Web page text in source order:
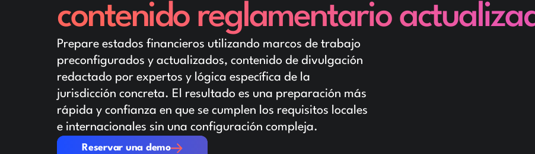
contenido reglamentario
Prepare estados financieros utilizando marcos de trabajo
preconfigurados y actualizados, contenido de divulgación
redactado por expertos y lógica específica de la
jurisdicción concreta. El resultado es una preparación más
rápida y confianza en que se cumplen los requisitos locales
e internacionales sin una configuración compleja.
Reservar una demo
Reservar una demo